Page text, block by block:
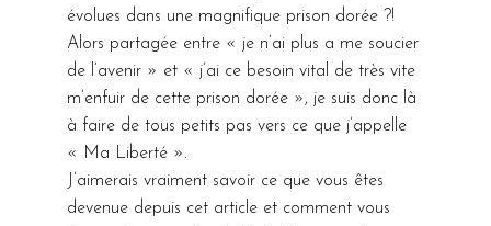
évolues dans une magnifique prison dorée ?!
Alors partagée entre « je n’ai plus a me soucier
de l’avenir » et « j’ai ce besoin vital de très vite
m’enfuir de cette prison dorée », je suis donc là
à faire de tous petits pas vers ce que j’appelle
« Ma Liberté ».
J’aimerais vraiment savoir ce que vous êtes
devenue depuis cet article et comment vous